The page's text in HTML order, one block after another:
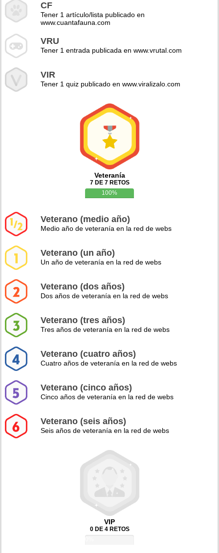
CF
Tener 1 artículo/lista publicado en
www.cuantafauna.com
VRU
Tener 1 entrada publicada en www.vrutal.com
VIR
Tener 1 quiz publicado en www.viralizalo.com
Veteranía
7 DE 7 RETOS
100%
Veterano (medio año)
Medio año de veteranía en la red de webs
Veterano (un año)
Un año de veteranía en la red de webs
Veterano (dos años)
Dos años de veteranía en la red de webs
Veterano (tres años)
Tres años de veteranía en la red de webs
Veterano (cuatro años)
Cuatro años de veteranía en la red de webs
Veterano (cinco años)
Cinco años de veteranía en la red de webs
Veterano (seis años)
Seis años de veteranía en la red de webs
VIP
0 DE 4 RETOS